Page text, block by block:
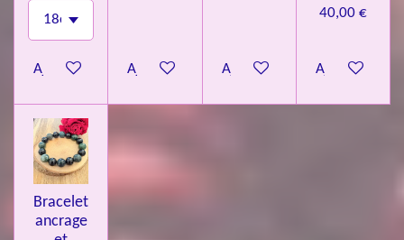
Ajouter au panierAjouter au panierAjouter au panier
40,00 €
Ajouter au
Bracelet
ancrage